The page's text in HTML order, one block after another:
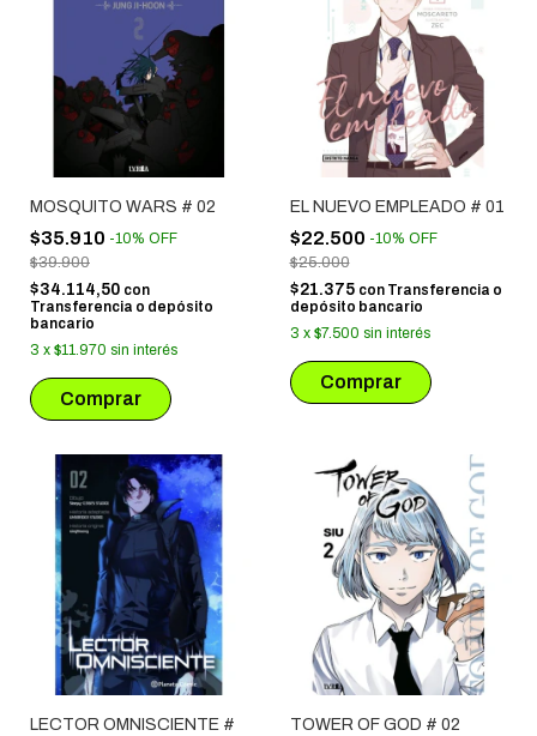
MOSQUITO WARS # 02
$35.910 -10% OFF
$39.900
$34.114,50 con
Transferencia o depósito
bancario
3 x $11.970 sin interés
EL NUEVO EMPLEADO # 01
$22.500 -10% OFF
$25.000
$21.375 con Transferencia o
depósito bancario
3 x $7.500 sin interés
LECTOR OMNISCIENTE #
TOWER OF GOD # 02